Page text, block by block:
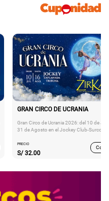
GRAN CIRCO DE UCRANIA
Gran Circo de Ucrania 2026: del 10 de
31 de Agosto en el Jockey Club-Surco
PRECIO
S/ 32.00